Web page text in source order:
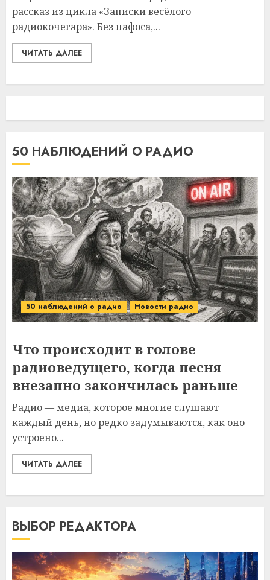
рассказ из цикла «Записки весёлого
радиокочегара». Без пафоса,...
ЧИТАТЬ ДАЛЕЕ
50 НАБЛЮДЕНИЙ О РАДИО
50 наблюдений о радио Новости радио
Что происходит в голове
радиоведущего, когда песня
внезапно закончилась раньше
Радио — медиа, которое многие слушают
каждый день, но редко задумываются, как оно
устроено...
ЧИТАТЬ ДАЛЕЕ
ВЫБОР РЕДАКТОРА